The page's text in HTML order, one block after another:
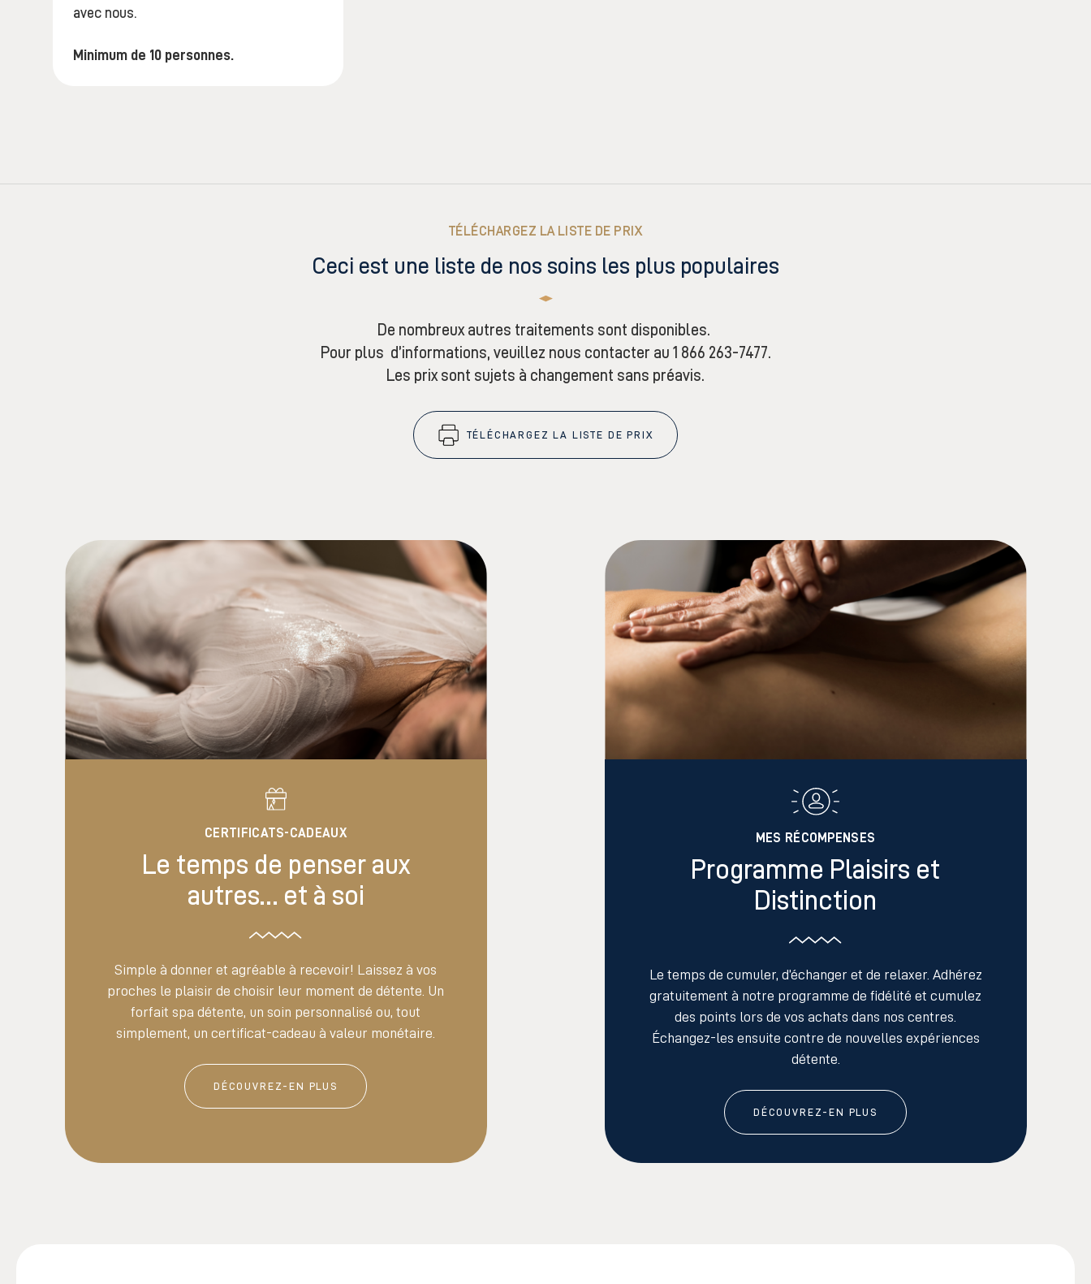
avec nous.
Minimum de 10 personnes.
TÉLÉCHARGEZ LA LISTE DE PRIX
Ceci est une liste de nos soins les plus populaires
De nombreux autres traitements sont disponibles.
Pour plus d’informations, veuillez nous contacter au 1 866 263-7477.
Les prix sont sujets à changement sans préavis.
TÉLÉCHARGEZ LA LISTE DE PRIX
CERTIFICATS-CADEAUX
Le temps de penser aux
autres… et à soi
Simple à donner et agréable à recevoir! Laissez à vos
proches le plaisir de choisir leur moment de détente. Un
forfait spa détente, un soin personnalisé ou, tout
simplement, un certificat-cadeau à valeur monétaire.
DÉCOUVREZ-EN PLUS
MES RÉCOMPENSES
Programme Plaisirs et
Distinction
Le temps de cumuler, d’échanger et de relaxer. Adhérez
gratuitement à notre programme de fidélité et cumulez
des points lors de vos achats dans nos centres.
Échangez-les ensuite contre de nouvelles expériences
détente.
DÉCOUVREZ-EN PLUS